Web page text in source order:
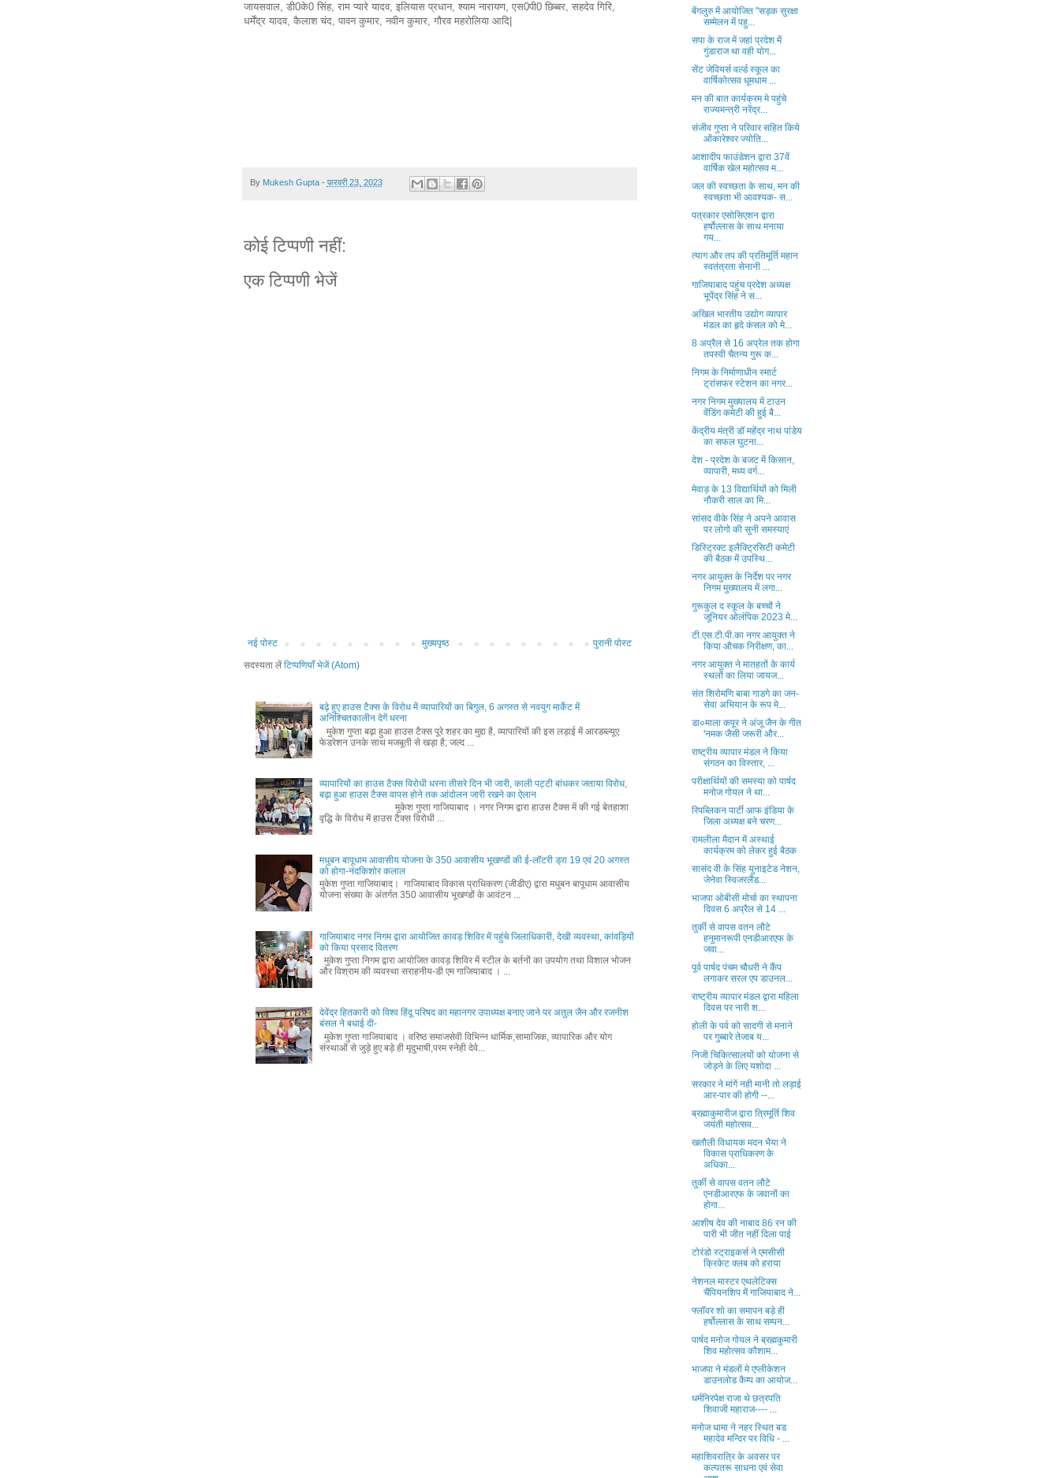
जायसवाल, डी0के0 सिंह, राम प्यारे यादव, इलियास प्रधान, श्याम नारायण, एस0पी0 छिब्बर, सहदेव गिरि,
धर्मेंद्र यादव, कैलाश चंद, पावन कुमार, नवीन कुमार, गौरव महरोलिया आदि|
By Mukesh Gupta - फ़रवरी 23, 2023
कोई टिप्पणी नहीं:
एक टिप्पणी भेजें
नई पोस्ट पुरानी पोस्ट
मुख्यपृष्ठ
सदस्यता लें टिप्पणियाँ भेजें (Atom)
बढ़े हुए हाउस टैक्स के विरोध में व्यापारियों का बिगुल, 6 अगस्त से नवयुग मार्केट में
अनिश्चितकालीन देगें धरना
मुकेश गुप्ता बढ़ा हुआ हाउस टैक्स पूरे शहर का मुद्दा है, व्यापारियों की इस लड़ाई में आरडब्ल्यूए
फेडरेशन उनके साथ मजबूती से खड़ा है; जल्द ...
व्यापारियों का हाउस टैक्स विरोधी धरना तीसरे दिन भी जारी, काली पट्टी बांधकर जताया विरोध,
बढ़ा हुआ हाउस टैक्स वापस होने तक आंदोलन जारी रखने का ऐलान
मुकेश गुप्ता गाजियाबाद । नगर निगम द्वारा हाउस टैक्स में की गई बेतहाशा
वृद्धि के विरोध में हाउस टैक्स विरोधी ...
मधुबन बापूधाम आवासीय योजना के 350 आवासीय भूखण्डों की ई-लॉटरी ड्रा 19 एवं 20 अगस्त
को होगा-नंदकिशोर कलाल
मुकेश गुप्ता गाजियाबाद। गाजियाबाद विकास प्राधिकरण (जीडीए) द्वारा मधुबन बापूधाम आवासीय
योजना संख्या के अंतर्गत 350 आवासीय भूखण्डों के आवंटन ...
गाजियाबाद नगर निगम द्वारा आयोजित कावड़ शिविर में पहुंचे जिलाधिकारी, देखी व्यवस्था, कांवड़ियों
को किया प्रसाद वितरण
मुकेश गुप्ता निगम द्वारा आयोजित कावड़ शिविर में स्टील के बर्तनों का उपयोग तथा विशाल भोजन
और विश्राम की व्यवस्था सराहनीय-डी एम गाजियाबाद । ...
देवेंद्र हितकारी को विश्व हिंदू परिषद का महानगर उपाध्यक्ष बनाए जाने पर अतुल जैन और रजनीश
बंसल ने बधाई दी-
मुकेश गुप्ता गाजियाबाद । वरिष्ठ समाजसेवी विभिन्न धार्मिक,सामाजिक, व्यापारिक और योग
संस्थाओं से जुड़े हुए बड़े ही मृदुभाषी,परम स्नेही देवे...
बेंगलुरु में आयोजित "सड़क सुरक्षा
सम्मेलन में पहु...
सपा के राज में जहां प्रदेश में
गुंडाराज था वही योग...
सेंट जेवियर्स वर्ल्ड स्कूल का
वार्षिकोत्सव धूमधाम ...
मन की बात कार्यक्रम मे पहुंचे
राज्यमन्त्री नरेंद्र...
संजीव गुप्ता ने परिवार सहित किये
ओंकारेश्वर ज्योति...
आशादीप फाउंडेशन द्वारा 37वें
वार्षिक खेल महोत्सव म...
जल की स्वच्छता के साथ, मन की
स्वच्छता भी आवश्यक- स...
पत्रकार एसोसिएशन द्वारा
हर्षोल्लास के साथ मनाया
गय...
त्याग और तप की प्रतिमूर्ति महान
स्वतंत्रता सेनानी ...
गाजियाबाद पहुंच प्रदेश अध्यक्ष
भूपेंद्र सिंह ने स...
अखिल भारतीय उद्योग व्यापार
मंडल का हृदे कंसल को मे...
8 अप्रैल से 16 अप्रेल तक होगा
तपस्वी चैतन्य गुरू क...
निगम के निर्माणाधीन स्मार्ट
ट्रांसफर स्टेशन का नगर...
नगर निगम मुख्यालय में टाउन
वेंडिंग कमेटी की हुई बै...
केंद्रीय मंत्री डॉ महेंद्र नाथ पांडेय
का सफल घुटना...
देश - प्रदेश के बजट में किसान,
व्यापारी, मध्य वर्ग...
मेवाड़ के 13 विद्यार्थियों को मिली
नौकरी साल का मि...
सांसद वीके सिंह ने अपने आवास
पर लोगो की सुनी समस्याएं
डिस्ट्रिक्ट इलैक्ट्रिसिटी कमेटी
की बैठक में उपस्थि...
नगर आयुक्त के निर्देश पर नगर
निगम मुख्यालय में लगा...
गुरूकुल द स्कूल के बच्चों ने
जूनियर ओलंपिक 2023 मे...
टी.एस.टी.पी.का नगर आयुक्त ने
किया औचक निरीक्षण, का...
नगर आयुक्त ने मातहतों के कार्य
स्थलों का लिया जायज...
संत शिरोमणि बाबा गाडगे का जन-
सेवा अभियान के रूप मे...
डा०माला कपूर ने अंजू जैन के गीत
'नमक जैसी जरूरी और...
राष्ट्रीय व्यापार मंडल ने किया
संगठन का विस्तार, ...
परीक्षार्थियों की समस्या को पार्षद
मनोज गोयल ने था...
रिपब्लिकन पार्टी आफ इंडिया के
जिला अध्यक्ष बने चरण...
रामलीला मैदान में अस्थाई
कार्यक्रम को लेकर हुई बैठक
सासंद वी के सिंह युनाइटेड नेशन,
जेनेवा स्विजरलैंड...
भाजपा ओबीसी मोर्चा का स्थापना
दिवस 6 अप्रैल से 14 ...
तुर्की से वापस वतन लौटे
हनुमानरूपी एनडीआरएफ के
जवा...
पूर्व पार्षद पंचम चौधरी ने कैंप
लगाकर सरल एप डाउनल...
राष्ट्रीय व्यापार मंडल द्वारा महिला
दिवस पर नारी श...
होली के पर्व को सादगी से मनाने
पर गुब्बारे तेजाब य...
निजी चिकित्सालयों को योजना से
जोड़ने के लिए यशोदा ...
सरकार ने मांगें नही मानी तो लड़ाई
आर-पार की होगी --...
ब्रह्माकुमारीज द्वारा त्रिमूर्ति शिव
जयंती महोत्सव...
खतौली विधायक मदन भैया ने
विकास प्राधिकरण के
अधिका...
तुर्की से वापस वतन लौटे
एनडीआरएफ के जवानों का
होगा...
आशीष देव की नाबाद 86 रन की
पारी भी जीत नहीं दिला पाई
टोरंडो स्ट्राइकर्स ने एमसीसी
क्रिकेट क्लब को हराया
नेशनल मास्टर एथलेटिक्स
चैंपियनशिप में गाजियाबाद ने...
फ्लॉवर शो का समापन बड़े ही
हर्षोल्लास के साथ सम्पन...
पार्षद मनोज गोयल ने ब्रह्मकुमारी
शिव महोत्सव कौशाम...
भाजपा ने मंडलों मे एप्लीकेशन
डाउनलोड कैम्प का आयोज...
धर्मनिरपेक्ष राजा थे छत्रपति
शिवाजी महाराज---- ...
मनोज धामा ने नहर स्थित बड
महादेव मन्दिर पर विधि - ...
महाशिवरात्रि के अवसर पर
कल्पतरू साधना एवं सेवा